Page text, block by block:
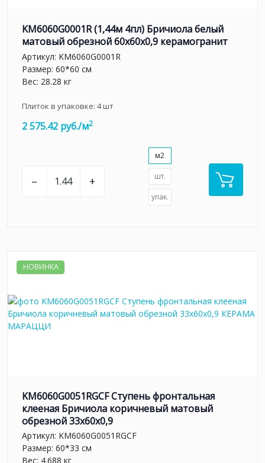
KM6060G0001R (1,44м 4пл) Бричиола белый
матовый обрезной 60x60x0,9 керамогранит
Артикул: KM6060G0001R
Размер: 60*60 см
Вес: 28.28 кг
Плиток в упаковке: 4шт
2 575.42 руб./м2
– +
м2
шт.
упак.
НОВИНКА
KM6060G0051RGCF Ступень фронтальная
клееная Бричиола коричневый матовый
обрезной 33x60x0,9
Артикул: KM6060G0051RGCF
Размер: 60*33 см
Вес: 4.688 кг